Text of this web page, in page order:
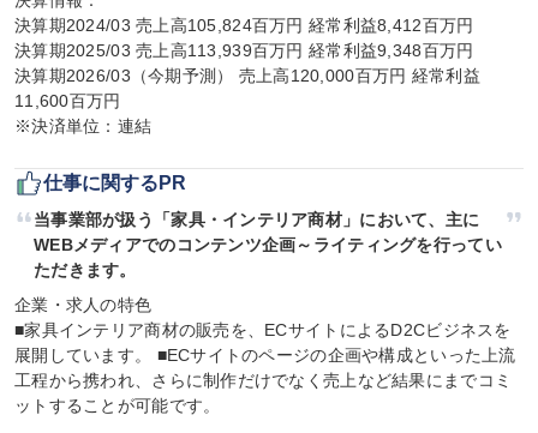
決算期2024/03 売上高105,824百万円 経常利益8,412百万円
決算期2025/03 売上高113,939百万円 経常利益9,348百万円
決算期2026/03（今期予測） 売上高120,000百万円 経常利益
11,600百万円
※決済単位：連結
仕事に関するPR
当事業部が扱う「家具・インテリア商材」において、主に
WEBメディアでのコンテンツ企画～ライティングを行ってい
ただきます。
企業・求人の特色
■家具インテリア商材の販売を、ECサイトによるD2Cビジネスを
展開しています。 ■ECサイトのページの企画や構成といった上流
工程から携われ、さらに制作だけでなく売上など結果にまでコミ
ットすることが可能です。